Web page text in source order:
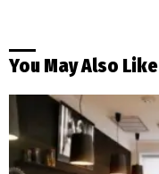
You May Also Like